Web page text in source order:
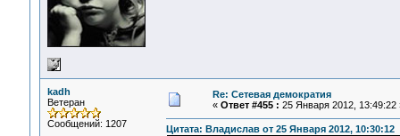
kadh
Ветеран
Сообщений: 1207
Re: Сетевая демократия
« Ответ #455 : 25 Января 2012, 13:49:22
Цитата: Владислав от 25 Января 2012, 10:30:12